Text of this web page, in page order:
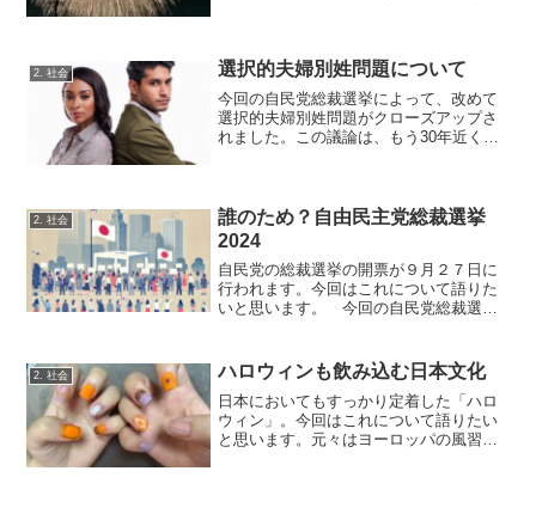
の軽い感じで花火大会をやって貰いたい
です。
2. 社会 選択的夫婦別姓問題について
今回の自民党総裁選挙によって、改めて
選択的夫婦別姓問題がクローズアップさ
れました。この議論は、もう30年近く政
な問題なのでしょう。今...
2. 社会
誰のため？自由民主党総裁選挙
2024
自民党の総裁選挙の開票が９月２７日に
行われます。今回はこれについて語りた
いと思います。 今回の自民党総裁選に
過去最高人数は５人だったので、かなり
の乱戦になります。 自民...
2. 社会 ハロウィンも飲み込む日本文化
日本においてもすっかり定着した「ハロ
ウィン」。今回はこれについて語りたい
と思います。元々はヨーロッパの風習